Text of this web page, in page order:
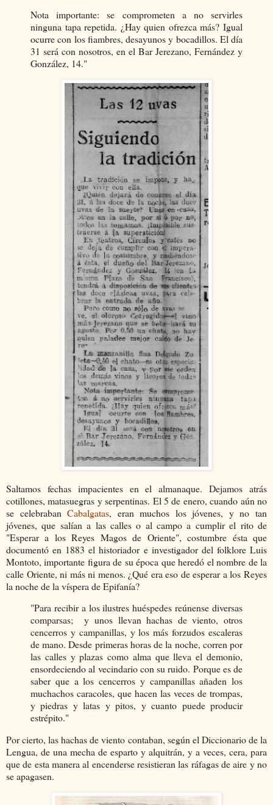
Nota importante: se comprometen a no servirles
ninguna tapa repetida. ¿Hay quien ofrezca más? Igual
ocurre con los fiambres, desayunos y bocadillos. El día
31 será con nosotros, en el Bar Jerezano, Fernández y
González, 14."
Saltamos fechas impacientes en el almanaque. Dejamos atrás
cotillones, matasuegras y serpentinas. El 5 de enero, cuando aún no
se celebrabanCabalgatas, eran muchos los jóvenes, y no tan
jóvenes, que salían a las calles o al campo a cumplir el rito de
"Esperar a los Reyes Magos de Oriente", costumbre ésta que
documentó en 1883 el historiador e investigador del folklore Luis
Montoto, importante figura de su época que heredó el nombre de la
calle Oriente, ni más ni menos. ¿Qué era eso de esperar a los Reyes
la noche de la víspera de Epifanía?
"Para recibir a los ilustres huéspedes reúnense diversas
comparsas; y unos llevan hachas de viento, otros
cencerros y campanillas, y los más forzudos escaleras
de mano. Desde primeras horas de la noche, corren por
las calles y plazas como alma que lleva el demonio,
ensordeciendo al vecindario con su ruido. Porque es de
saber que a los cencerros y campanillas añaden los
muchachos caracoles, que hacen las veces de trompas,
y piedras y latas y pitos, y cuanto puede producir
estrépito."
Por cierto, las hachas de viento contaban, según el Diccionario de la
Lengua, de una mecha de esparto y alquitrán, y a veces, cera, para
que de esta manera al encenderse resistieran las ráfagas de aire y no
se apagasen.